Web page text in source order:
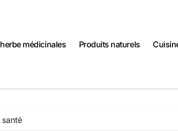
médicinales
Produits naturels